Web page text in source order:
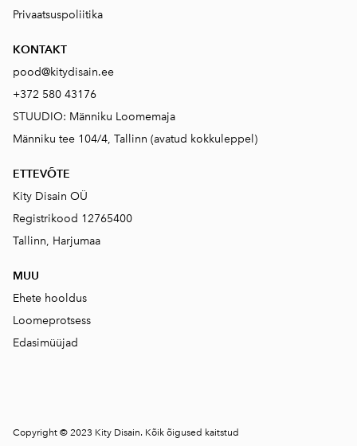
Privaatsuspoliitika
KONTAKT
pood@kitydisain.ee
+372 580 43176
STUUDIO: Männiku Loomemaja
Männiku tee 104/4, Tallinn (avatud kokkuleppel)
ETTEVÕTE
Kity Disain OÜ
Registrikood 12765400
Tallinn, Harjumaa
MUU
Ehete hooldus
Loomeprotsess
Edasimüüjad
Copyright © 2023 Kity Disain. Kõik õigused kaitstud